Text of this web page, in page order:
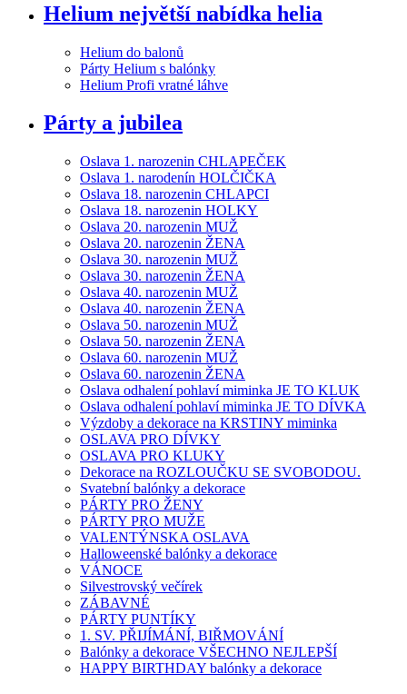
Helium největší nabídka helia
Helium do balonů
Párty Helium s balónky
Helium Profi vratné láhve
Párty a jubilea
Oslava 1. narozenin CHLAPEČEK
Oslava 1. narodenín HOLČIČKA
Oslava 18. narozenin CHLAPCI
Oslava 18. narozenin HOLKY
Oslava 20. narozenin MUŽ
Oslava 20. narozenin ŽENA
Oslava 30. narozenin MUŽ
Oslava 30. narozenin ŽENA
Oslava 40. narozenin MUŽ
Oslava 40. narozenin ŽENA
Oslava 50. narozenin MUŽ
Oslava 50. narozenin ŽENA
Oslava 60. narozenin MUŽ
Oslava 60. narozenin ŽENA
Oslava odhalení pohlaví miminka JE TO KLUK
Oslava odhalení pohlaví miminka JE TO DÍVKA
Výzdoby a dekorace na KRSTINY miminka
OSLAVA PRO DÍVKY
OSLAVA PRO KLUKY
Dekorace na ROZLOUČKU SE SVOBODOU.
Svatební balónky a dekorace
PÁRTY PRO ŽENY
PÁRTY PRO MUŽE
VALENTÝNSKA OSLAVA
Halloweenské balónky a dekorace
VÁNOCE
Silvestrovský večírek
ZÁBAVNÉ
PÁRTY PUNTÍKY
1. SV. PŘIJÍMÁNÍ, BIŘMOVÁNÍ
Balónky a dekorace VŠECHNO NEJLEPŠÍ
HAPPY BIRTHDAY balónky a dekorace